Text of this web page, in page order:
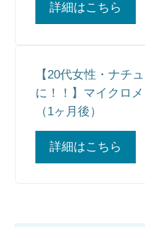
詳細はこちら
【20代女性・ナチ
に！！】マイクロ
（1ヶ月後）
詳細はこちら